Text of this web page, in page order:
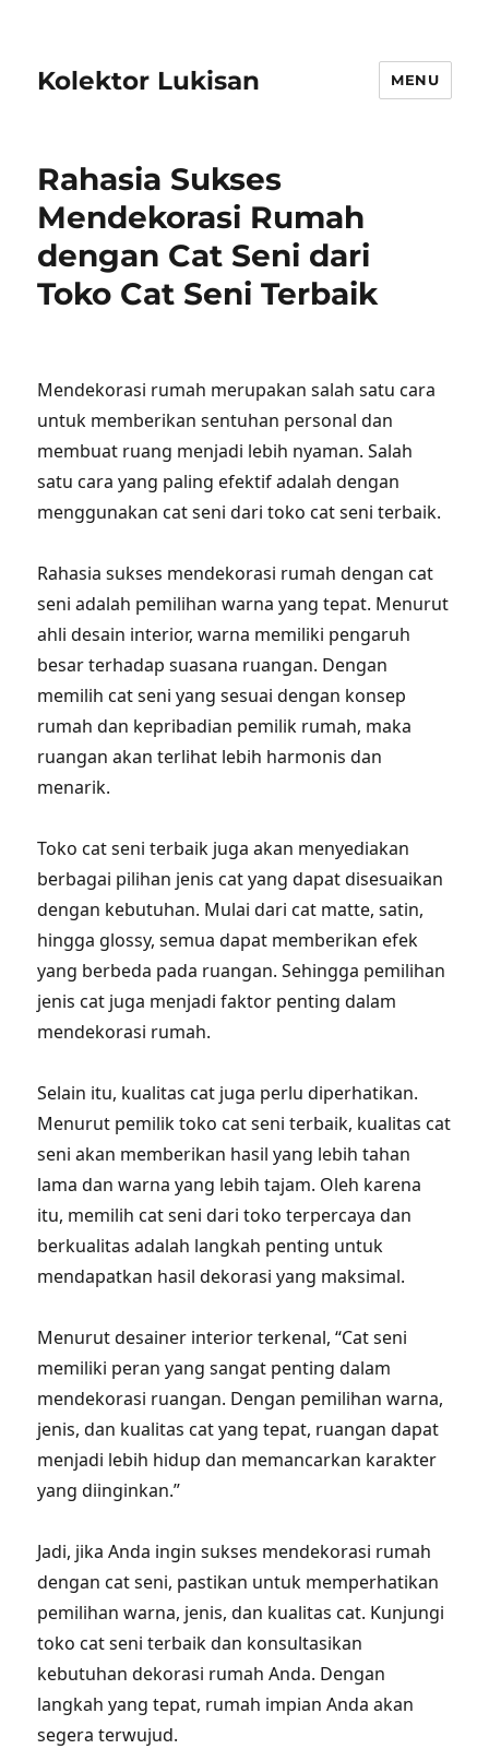
Kolektor Lukisan MENU
Rahasia Sukses
Mendekorasi Rumah
dengan Cat Seni dari
Toko Cat Seni Terbaik
Mendekorasi rumah merupakan salah satu cara
untuk memberikan sentuhan personal dan
membuat ruang menjadi lebih nyaman. Salah
satu cara yang paling efektif adalah dengan
menggunakan cat seni dari toko cat seni terbaik.
Rahasia sukses mendekorasi rumah dengan cat
seni adalah pemilihan warna yang tepat. Menurut
ahli desain interior, warna memiliki pengaruh
besar terhadap suasana ruangan. Dengan
memilih cat seni yang sesuai dengan konsep
rumah dan kepribadian pemilik rumah, maka
ruangan akan terlihat lebih harmonis dan
menarik.
Toko cat seni terbaik juga akan menyediakan
berbagai pilihan jenis cat yang dapat disesuaikan
dengan kebutuhan. Mulai dari cat matte, satin,
hingga glossy, semua dapat memberikan efek
yang berbeda pada ruangan. Sehingga pemilihan
jenis cat juga menjadi faktor penting dalam
mendekorasi rumah.
Selain itu, kualitas cat juga perlu diperhatikan.
Menurut pemilik toko cat seni terbaik, kualitas cat
seni akan memberikan hasil yang lebih tahan
lama dan warna yang lebih tajam. Oleh karena
itu, memilih cat seni dari toko terpercaya dan
berkualitas adalah langkah penting untuk
mendapatkan hasil dekorasi yang maksimal.
Menurut desainer interior terkenal, “Cat seni
memiliki peran yang sangat penting dalam
mendekorasi ruangan. Dengan pemilihan warna,
jenis, dan kualitas cat yang tepat, ruangan dapat
menjadi lebih hidup dan memancarkan karakter
yang diinginkan.”
Jadi, jika Anda ingin sukses mendekorasi rumah
dengan cat seni, pastikan untuk memperhatikan
pemilihan warna, jenis, dan kualitas cat. Kunjungi
toko cat seni terbaik dan konsultasikan
kebutuhan dekorasi rumah Anda. Dengan
langkah yang tepat, rumah impian Anda akan
segera terwujud.